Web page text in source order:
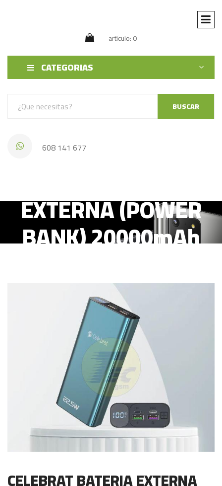
artículo: 0
CATEGORIAS
BUSCAR
608 141 677
EXTERNA (POWER
BANK) 20000mAh